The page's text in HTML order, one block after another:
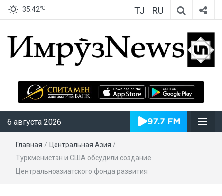
35.42℃ TJ RU
ИмрӯзNews
6 августа 2026
Главная / Центральная Азия /
Туркменистан и США обсудили создание
Центральноазиатского фонда развития